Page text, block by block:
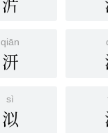
沜
qiān
汧
sì
泤